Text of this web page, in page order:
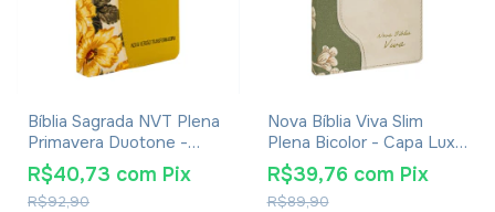
Bíblia Sagrada NVT Plena
Primavera Duotone -
Capa Luxo Tecido
Amarela
R$92,90
R$40,73 com Pix
Nova Bíblia Viva Slim
Plena Bicolor - Capa Luxo
Bege Floral
R$89,90
R$39,76 com Pix